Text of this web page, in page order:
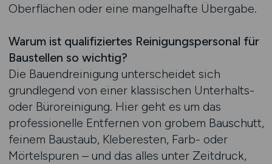
Oberflächen oder eine mangelhafte Übergabe.
Warum ist qualifiziertes Reinigungspersonal für
Baustellen so wichtig?
Die Bauendreinigung unterscheidet sich
grundlegend von einer klassischen Unterhalts-
oder Büroreinigung. Hier geht es um das
professionelle Entfernen von grobem Bauschutt,
feinem Baustaub, Kleberesten, Farb- oder
Mörtelspuren – und das alles unter Zeitdruck,